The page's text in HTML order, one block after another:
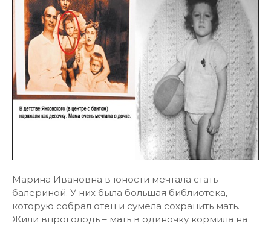
Марина Ивановна в юности мечтала стать
балериной. У них была большая библиотека,
которую собрал отец и сумела сохранить мать.
Жили впроголодь – мать в одиночку кормила на